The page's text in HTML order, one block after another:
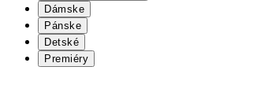
Dámske
Pánske
Detské
Premiéry